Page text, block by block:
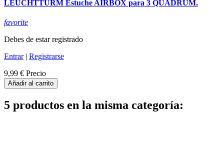
LEUCHTTURM Estuche AIRBOX para 3 QUADRUM.
favorite
Debes de estar registrado
Entrar| Registrarse
9,99 € Precio
Añadir al carrito
5 productos en la misma categoría: